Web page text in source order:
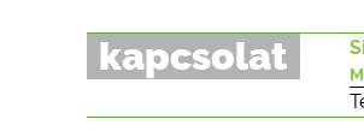
kapcsolat